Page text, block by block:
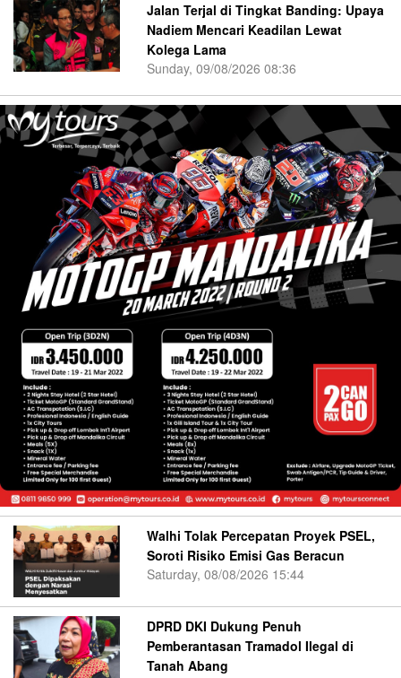
Jalan Terjal di Tingkat Banding: Upaya
Nadiem Mencari Keadilan Lewat
Kolega Lama
Sunday, 09/08/2026 08:36
Walhi Tolak Percepatan Proyek PSEL,
Soroti Risiko Emisi Gas Beracun
Saturday, 08/08/2026 15:44
DPRD DKI Dukung Penuh
Pemberantasan Tramadol Ilegal di
Tanah Abang